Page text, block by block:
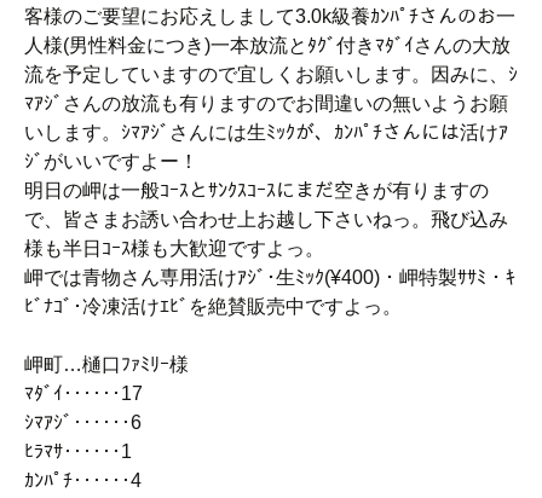
客様のご要望にお応えしまして3.0k級養ｶﾝﾊﾟﾁさんのお一
人様(男性料金につき)一本放流とﾀｸﾞ付きﾏﾀﾞｲさんの大放
流を予定していますので宜しくお願いします。因みに、ｼ
ﾏｱｼﾞさんの放流も有りますのでお間違いの無いようお願
いします。ｼﾏｱｼﾞさんには生ﾐｯｸが、ｶﾝﾊﾟﾁさんには活けｱ
ｼﾞがいいですよー！
明日の岬は一般ｺｰｽとｻﾝｸｽｺｰｽにまだ空きが有りますの
で、皆さまお誘い合わせ上お越し下さいねっ。飛び込み
様も半日ｺｰｽ様も大歓迎ですよっ。
岬では青物さん専用活けｱｼﾞ･生ﾐｯｸ(¥400)・岬特製ｻｻﾐ・ｷ
ﾋﾞﾅｺﾞ･冷凍活けｴﾋﾞを絶賛販売中ですよっ。
岬町…樋口ﾌｧﾐﾘｰ様
ﾏﾀﾞｲ‥‥‥17
ｼﾏｱｼﾞ‥‥‥6
ﾋﾗﾏｻ‥‥‥1
ｶﾝﾊﾟﾁ‥‥‥4